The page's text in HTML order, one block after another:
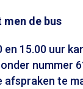
men de bus
en 15.00 uur
nummer
afspraken te